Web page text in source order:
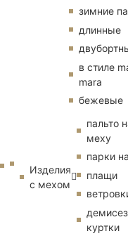
зимние
длинные
в стиле
mara
бежевые
Изделия
с мехом
пальто
меху
парки
плащи
куртки